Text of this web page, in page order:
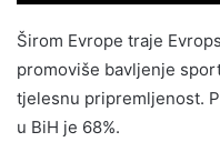
Širom Evrope traje
promoviše bavljenje
tjelesnu pripremljenost.
u BiH je 68%.